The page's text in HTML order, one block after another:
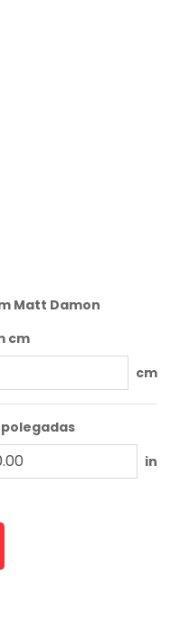
Matt Damon
cm
cm
in